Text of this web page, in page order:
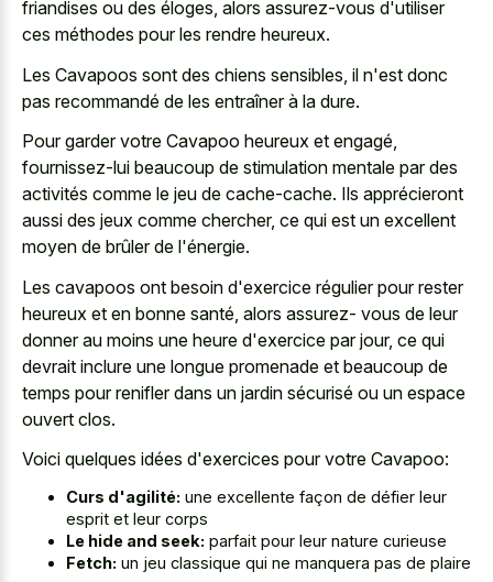
friandises ou des éloges, alors assurez-vous d'utiliser
ces méthodes pour les rendre heureux.
Les Cavapoos sont des chiens sensibles, il n'est donc
pas recommandé de les entraîner à la dure.
Pour garder votre Cavapoo heureux et engagé,
fournissez-lui beaucoup de stimulation mentale par des
activités comme le jeu de cache-cache. Ils apprécieront
aussi des jeux comme chercher, ce qui est un excellent
moyen de brûler de l'énergie.
Les cavapoos ont besoin d'exercice régulier pour rester
heureux et en bonne santé, alors assurez- vous de leur
donner au moins une heure d'exercice par jour, ce qui
devrait inclure une longue promenade et beaucoup de
temps pour renifler dans un jardin sécurisé ou un espace
ouvert clos.
Voici quelques idées d'exercices pour votre Cavapoo:
Curs d'agilité: une excellente façon de défier leur
esprit et leur corps
Le hide and seek: parfait pour leur nature curieuse
Fetch: un jeu classique qui ne manquera pas de plaire